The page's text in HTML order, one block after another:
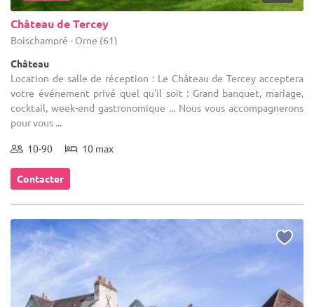
Château de Tercey
Boischampré - Orne (61)
Château
Location de salle de réception : Le Château de Tercey acceptera
votre événement privé quel qu'il soit : Grand banquet, mariage,
cocktail, week-end gastronomique ... Nous vous accompagnerons
pour vous ...
10-90 10 max
Contacter